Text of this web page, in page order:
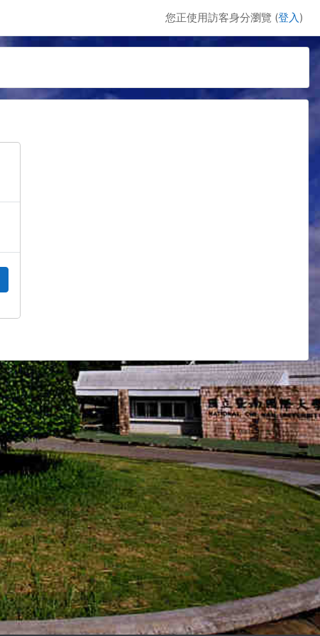
您正使用訪客身分瀏覽 (登入)